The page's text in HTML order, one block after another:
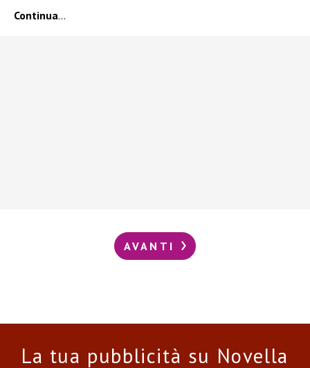
Continua…
AVANTI
La tua pubblicità su Novella